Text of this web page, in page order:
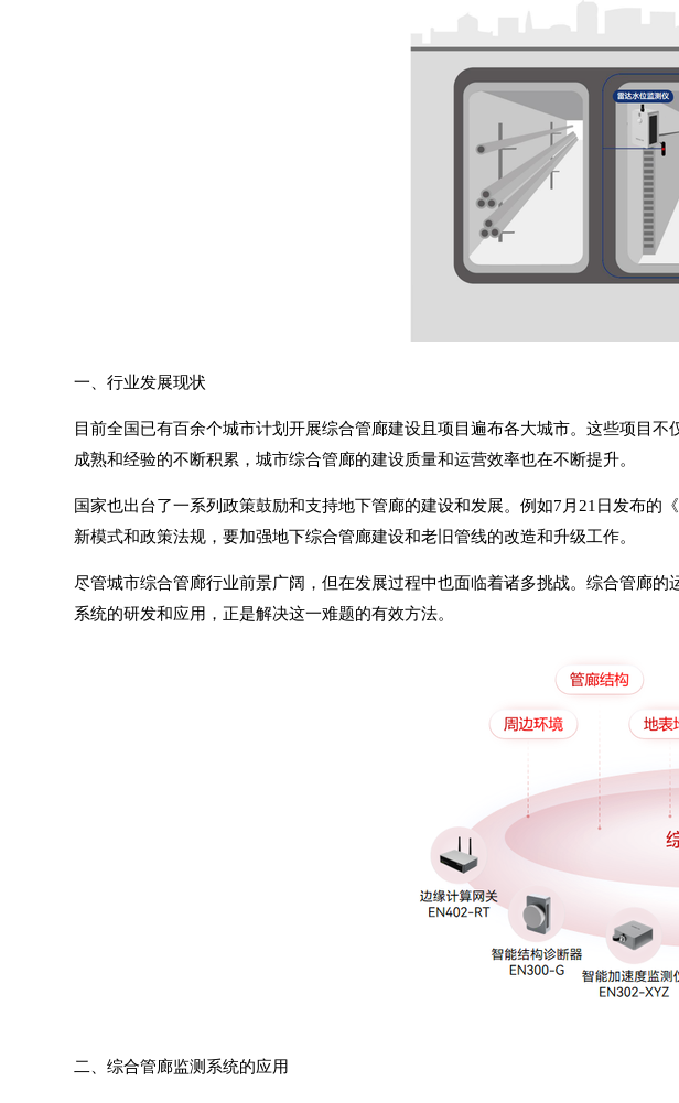
一、行业发展现状
目前全国已有百余个城市计划开展综合管廊建设且项目遍布各大城市。这些项目
成熟和经验的不断积累，城市综合管廊的建设质量和运营效率也在不断提升。
国家也出台了一系列政策鼓励和支持地下管廊的建设和发展。例如7月21日发布
新模式和政策法规，要加强地下综合管廊建设和老旧管线的改造和升级工作。
尽管城市综合管廊行业前景广阔，但在发展过程中也面临着诸多挑战。综合管廊
系统的研发和应用，正是解决这一难题的有效方法。
二、综合管廊监测系统的应用